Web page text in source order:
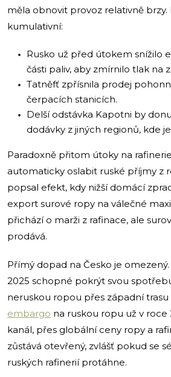
měla obnovit provoz relativně brzy.
kumulativní:
Rusko už před útokem snížilo
části paliv, aby zmírnilo tlak na
Tatněfť zpřísnila prodej
čerpacích stanicích.
Delší odstávka Kapotni by
dodávky z jiných regionů, kde
Paradoxně přitom útoky na
automaticky oslabit ruské příjmy z
popsal efekt, kdy nižší domácí
export surové ropy na válečné
přichází o marži z rafinace, ale
prodává.
Přímý dopad na Česko je
2025 schopné pokrýt svou
neruskou ropou přes západní trasu
embargo na ruskou ropu už v roce
kanál, přes globální ceny ropy a
zůstává otevřený, zvlášť pokud se
ruských rafinerií protáhne.